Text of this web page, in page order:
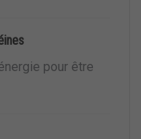
pour être